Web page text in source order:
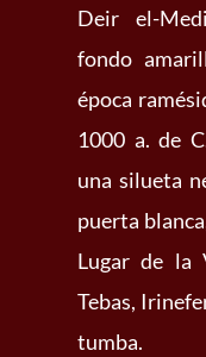
Deir el-
fondo
época
1000 a. de
una silueta
puerta
Lugar de la
Tebas,
tumba.